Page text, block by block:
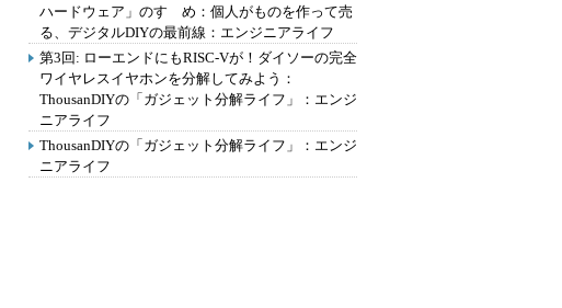
ハードウェア」のすゝめ：個人がものを作って売
る、デジタルDIYの最前線：エンジニアライフ
第3回: ローエンドにもRISC-Vが！ダイソーの完全
ワイヤレスイヤホンを分解してみよう：
ThousanDIYの「ガジェット分解ライフ」：エンジ
ニアライフ
ThousanDIYの「ガジェット分解ライフ」：エンジ
ニアライフ